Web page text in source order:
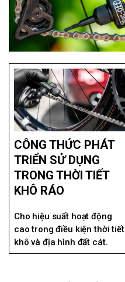
CÔNG THỨC PHÁT
TRIỂN SỬ DỤNG
TRONG THỜI TIẾT
KHÔ RÁO
Cho hiệu suất hoạt động
cao trong điều kiện thời tiết
khô và địa hình đất cát.